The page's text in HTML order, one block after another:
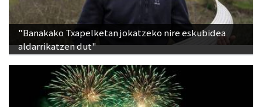
"Banakako Txapelketan jokatzeko nire eskubidea
aldarrikatzen dut"